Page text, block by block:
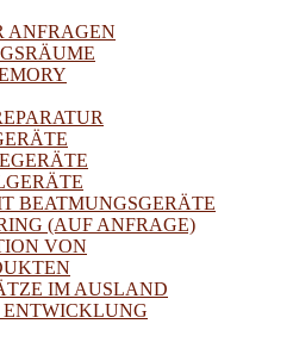
ANFRAGEN
BEATMUNGSGERÄTE
(AUF ANFRAGE)
VON
IM AUSLAND